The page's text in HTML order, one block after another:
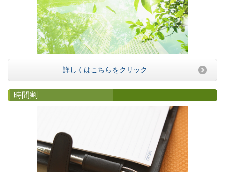
詳しくはこちらをクリック
時間割